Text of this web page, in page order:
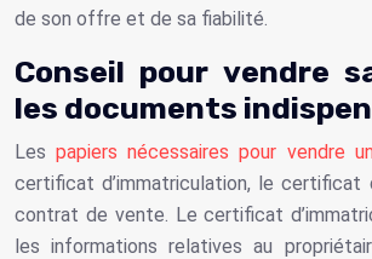
de son offre et de sa fiabilité.
Conseil pour vendre
les documents
Lespapiers nécessaires pour vendre
certificat d’immatriculation, le certificat
contrat de vente. Le certificat
les informations relatives au